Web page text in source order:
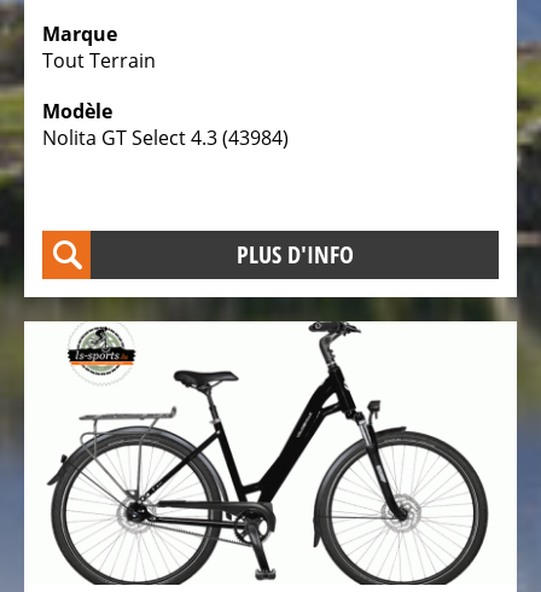
3
roues
Vélos
d'enfants
roues
VÉLO
ÉLECTRIQUE
PEDELEC
KM/H
Assistant
d’autonomie
pour
VAE
Marque
Tout Terrain
Modèle
Nolita GT Select 4.3 (43984)
PLUS D'INFO